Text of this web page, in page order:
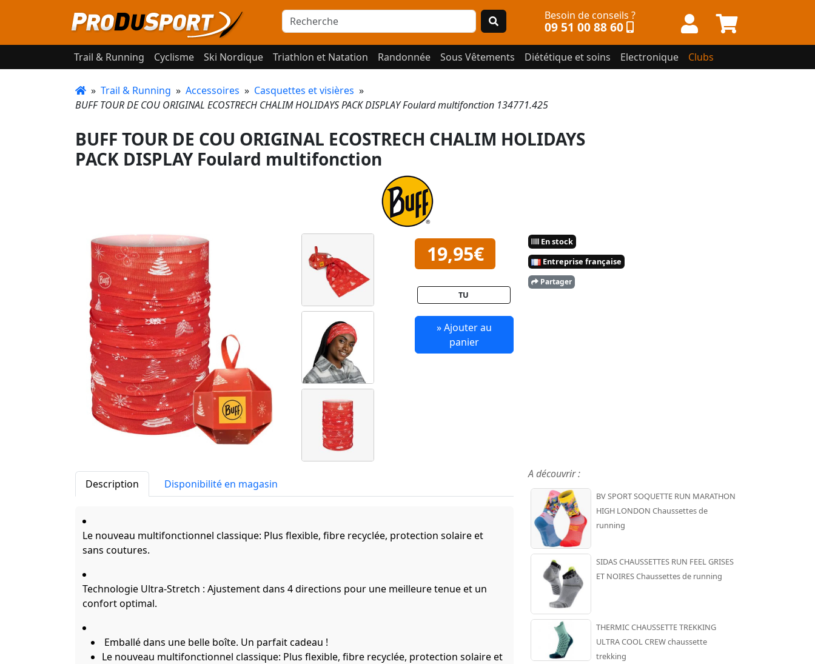
Besoin de conseils ?
09 51 00 88 60
Trail & Running Cyclisme Ski Nordique Triathlon et Natation Randonnée Sous Vêtements Diététique et soins Electronique Clubs
» Trail & Running » Accessoires » Casquettes et visières »
BUFF TOUR DE COU ORIGINAL ECOSTRECH CHALIM HOLIDAYS PACK DISPLAY Foulard multifonction 134771.425
BUFF TOUR DE COU ORIGINAL ECOSTRECH CHALIM HOLIDAYS
PACK DISPLAY Foulard multifonction
19,95€
TU
» Ajouter au
panier
En stock
Entreprise française
Partager
Description Disponibilité en magasin
Le nouveau multifonctionnel classique: Plus flexible, fibre recyclée, protection solaire et
sans coutures.
Technologie Ultra-Stretch : Ajustement dans 4 directions pour une meilleure tenue et un
confort optimal.
Emballé dans une belle boîte. Un parfait cadeau !
Le nouveau multifonctionnel classique: Plus flexible, fibre recyclée, protection solaire et
A découvrir :
BV SPORT SOQUETTE RUN MARATHON
HIGH LONDON Chaussettes de
running
SIDAS CHAUSSETTES RUN FEEL GRISES
ET NOIRES Chaussettes de running
THERMIC CHAUSSETTE TREKKING
ULTRA COOL CREW chaussette
trekking